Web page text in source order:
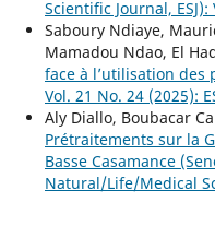
Scientific Journal,
Saboury Ndiaye,
Mamadou Ndao, El
face à l’utilisation des
Vol. 21 No. 24 (2025):
Aly Diallo, Boubacar
Prétraitements sur la
Basse Casamance
Natural/Life/Medical